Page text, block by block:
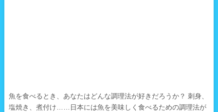
魚を食べるとき、あなたはどんな調理法が好きだろうか？ 刺身、
塩焼き、煮付け……日本には魚を美味しく食べるための調理法が